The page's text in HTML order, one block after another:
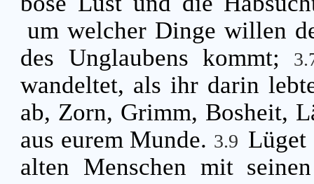
um welcher Dinge willen
des Unglaubens kommt;
wandeltet, als ihr darin
ab, Zorn, Grimm, Bosheit,
aus eurem Munde. 3.9 Lüget
alten Menschen mit